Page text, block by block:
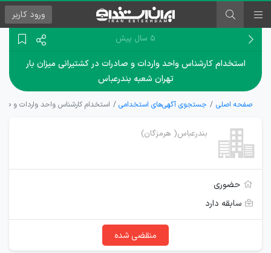
ورود کاربر
۵ سال پیش
استخدام کارشناس واحد واردات و صادرات در کشتیرانی میزان بار
تهران شعبه بندرعباس
صفحه اصلی جستجوی آگهی‌های استخدامی استخدام کارشناس واحد واردات و
بندرعباس( هرمزگان)
حضوری
سابقه دارد
منقضی شده